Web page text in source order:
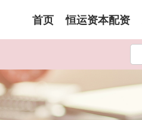
首页 恒运资本配资